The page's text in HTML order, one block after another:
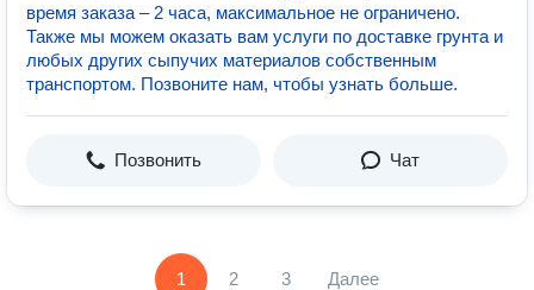
время заказа – 2 часа, максимальное не ограничено.
Также мы можем оказать вам услуги по доставке грунта и
любых других сыпучих материалов собственным
транспортом. Позвоните нам, чтобы узнать больше.
Позвонить Чат
1 2 3 Далее